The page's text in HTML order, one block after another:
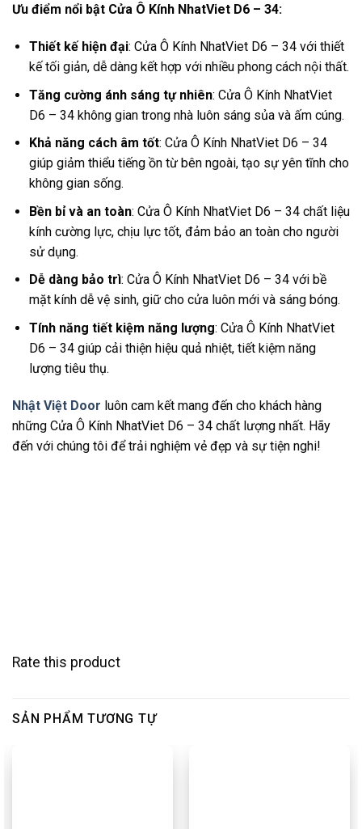
Ưu điểm nổi bật Cửa Ô Kính NhatViet D6 – 34:
Thiết kế hiện đại: Cửa Ô Kính NhatViet D6 – 34 với thiết
kế tối giản, dễ dàng kết hợp với nhiều phong cách nội thất.
Tăng cường ánh sáng tự nhiên: Cửa Ô Kính NhatViet
D6 – 34 không gian trong nhà luôn sáng sủa và ấm cúng.
Khả năng cách âm tốt: Cửa Ô Kính NhatViet D6 – 34
giúp giảm thiểu tiếng ồn từ bên ngoài, tạo sự yên tĩnh cho
không gian sống.
Bền bỉ và an toàn: Cửa Ô Kính NhatViet D6 – 34 chất liệu
kính cường lực, chịu lực tốt, đảm bảo an toàn cho người
sử dụng.
Dễ dàng bảo trì: Cửa Ô Kính NhatViet D6 – 34 với bề
mặt kính dễ vệ sinh, giữ cho cửa luôn mới và sáng bóng.
Tính năng tiết kiệm năng lượng: Cửa Ô Kính NhatViet
D6 – 34 giúp cải thiện hiệu quả nhiệt, tiết kiệm năng
lượng tiêu thụ.
Nhật Việt Door luôn cam kết mang đến cho khách hàng
những Cửa Ô Kính NhatViet D6 – 34 chất lượng nhất. Hãy
đến với chúng tôi để trải nghiệm vẻ đẹp và sự tiện nghi!
Rate this product
SẢN PHẨM TƯƠNG TỰ